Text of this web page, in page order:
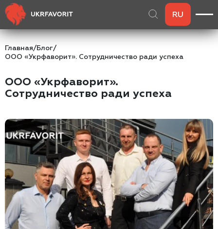
RU
Главная/Блог/
ООО «Укрфаворит». Сотрудничество ради успеха
ООО «Укрфаворит».
Сотрудничество ради успеха